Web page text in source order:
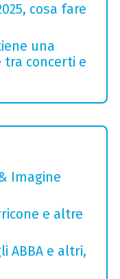
cosa fare
una
tra concerti e
Imagine
e altre
ABBA e altri,